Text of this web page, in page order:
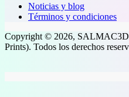
Noticias y blog
Términos y condiciones
Copyright © 2026,
Prints). Todos los derechos